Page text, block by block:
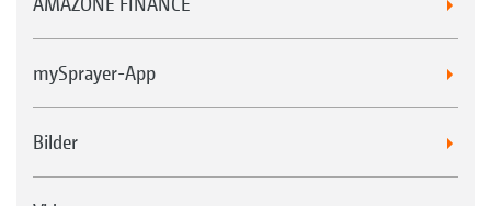
mySprayer-App
Bilder